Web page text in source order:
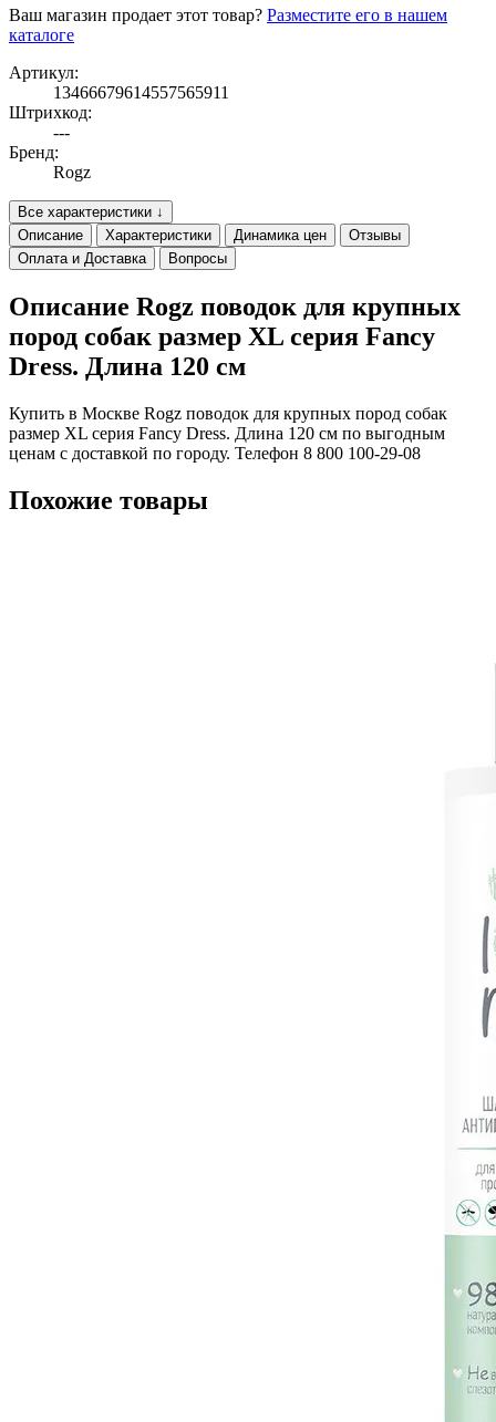
Ваш магазин продает этот товар? Разместите его в нашем
каталоге
Артикул:
13466679614557565911
Штрихкод:
---
Бренд:
Rogz
Все характеристики ↓
Описание
Характеристики Динамика цен
Отзывы
Оплата и Доставка
Вопросы
Описание Rogz поводок для крупных
пород собак размер XL серия Fancy
Dress. Длина 120 см
Купить в Москве Rogz поводок для крупных пород собак
размер XL серия Fancy Dress. Длина 120 см по выгодным
ценам с доставкой по городу. Телефон 8 800 100-29-08
Похожие товары